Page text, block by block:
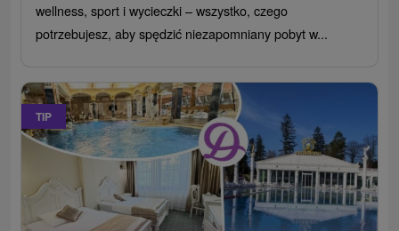
wellness, sport i wycieczki – wszystko, czego
potrzebujesz, aby spędzić niezapomniany pobyt w...
TIP